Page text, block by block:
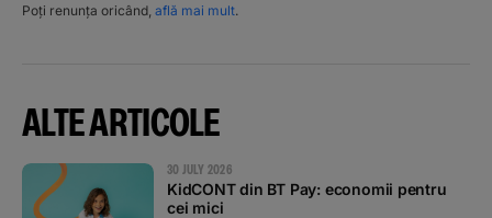
Poți renunța oricând, află mai mult.
ALTE ARTICOLE
30 JULY 2026
KidCONT din BT Pay: economii pentru
cei mici